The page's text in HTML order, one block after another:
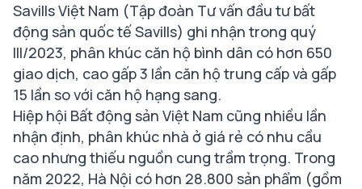
Savills Việt Nam (Tập đoàn Tư vấn đầu tư bất
động sản quốc tế Savills) ghi nhận trong quý
III/2023, phân khúc căn hộ bình dân có hơn 650
giao dịch, cao gấp 3 lần căn hộ trung cấp và gấp
15 lần so với căn hộ hạng sang.
Hiệp hội Bất động sản Việt Nam cũng nhiều lần
nhận định, phân khúc nhà ở giá rẻ có nhu cầu
cao nhưng thiếu nguồn cung trầm trọng. Trong
năm 2022, Hà Nội có hơn 28.800 sản phẩm (gồm